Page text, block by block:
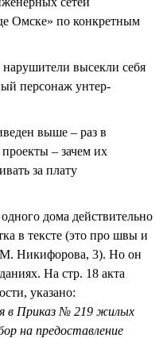
Омске» по конкретным
высекли себя
персонаж унтер-
выше – раз в
– зачем их
за плату
дома действительно
в тексте (это про швы и
М. Никифорова, 3). Но он
На стр. 18 акта
указано:
в Приказ № 219 жилых
на предоставление